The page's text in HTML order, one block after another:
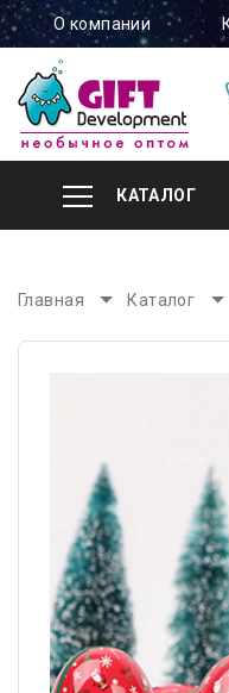
О компании
КАТАЛОГ
Главная Каталог